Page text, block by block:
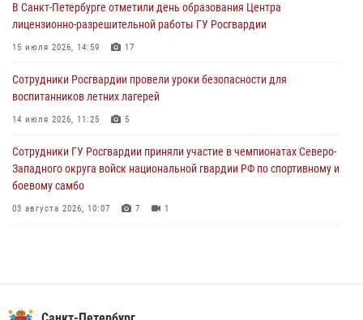
В Выборгском районе наряд Росгвардии обнаружил
разыскиваемый преступный автотранспорт
05 августа 2026, 12:25 2
Петербургские росгвардейцы обнаружили объявленный в розыск
автомобиль, ранее использовавшийся при совершении кражи в
Ленобласти
В Санкт-Петербурге отметили день образования Центра
лицензионно-разрешительной работы ГУ Росгвардии
15 июля 2026, 14:59 17
Сотрудники Росгвардии провели уроки безопасности для
воспитанников летних лагерей
14 июля 2026, 11:25 5
Сотрудники ГУ Росгвардии приняли участие в чемпионатах Северо-
Западного округа войск национальной гвардии РФ по спортивному и
боевому самбо
03 августа 2026, 10:07 7 1
В Красногвардейском районе росгвардейцы задержали хулигана,